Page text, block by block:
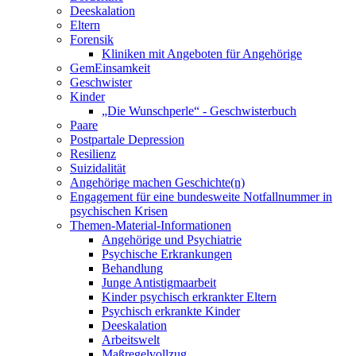
Deeskalation
Eltern
Forensik
Kliniken mit Angeboten für Angehörige
GemEinsamkeit
Geschwister
Kinder
„Die Wunschperle“ - Geschwisterbuch
Paare
Postpartale Depression
Resilienz
Suizidalität
Angehörige machen Geschichte(n)
Engagement für eine bundesweite Notfallnummer in
psychischen Krisen
Themen-Material-Informationen
Angehörige und Psychiatrie
Psychische Erkrankungen
Behandlung
Junge Antistigmaarbeit
Kinder psychisch erkrankter Eltern
Psychisch erkrankte Kinder
Deeskalation
Arbeitswelt